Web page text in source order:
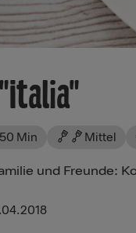
50 Min Mittel
und Freunde: